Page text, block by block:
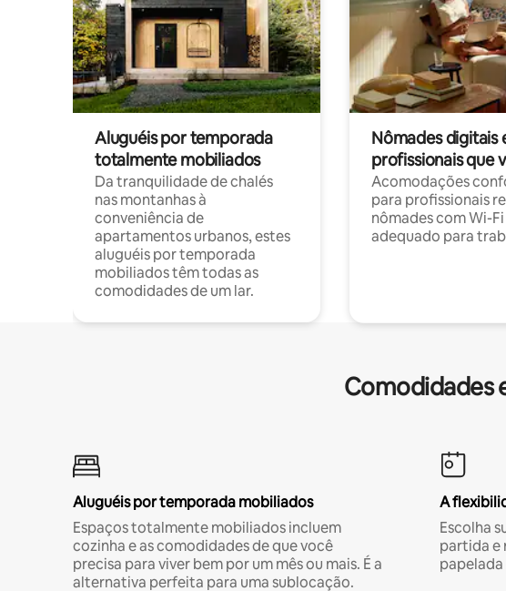
Aluguéis por temporada
totalmente mobiliados
Da tranquilidade de chalés
nas montanhas à
conveniência de
apartamentos urbanos, estes
aluguéis por temporada
mobiliados têm todas as
comodidades de um lar.
Nômades digitais
profissionais que
Acomodações
para profissionais
nômades com Wi-
adequado para
Comodidades
Aluguéis por temporada mobiliados
Espaços totalmente mobiliados incluem
cozinha e as comodidades de que você
precisa para viver bem por um mês ou mais. É a
alternativa perfeita para uma sublocação.
A
Escolha
partida e